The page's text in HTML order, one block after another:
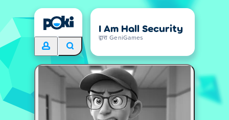
I Am Hall Security
द्वारा GeniGames